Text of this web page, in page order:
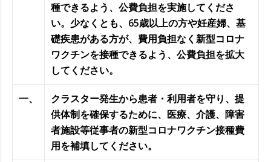
種できるよう、公費負担を実施してくださ
い。少なくとも、65歳以上の方や妊産婦、基
礎疾患がある方が、費用負担なく新型コロナ
ワクチンを接種できるよう、公費負担を拡大
してください。
一、
クラスター発生から患者・利用者を守り、提
供体制を確保するために、医療、介護、障害
者施設等従事者の新型コロナワクチン接種費
用を補填してください。